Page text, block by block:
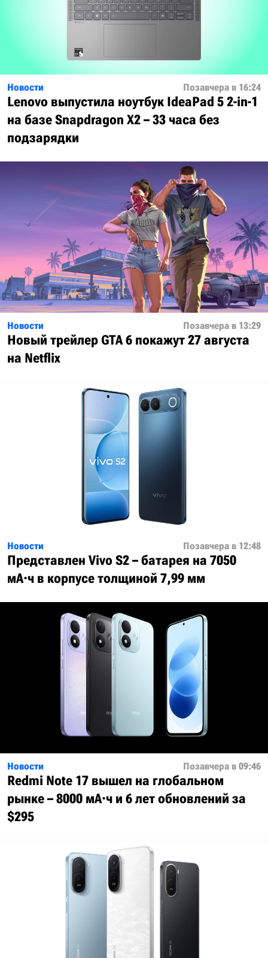
Новости Позавчера в 16:24
Lenovo выпустила ноутбук IdeaPad 5 2-in-1
на базе Snapdragon X2 – 33 часа без
подзарядки
Новости Позавчера в 13:29
Новый трейлер GTA 6 покажут 27 августа
на Netflix
Новости Позавчера в 12:48
Представлен Vivo S2 – батарея на 7050
мА·ч в корпусе толщиной 7,99 мм
Новости Позавчера в 09:46
Redmi Note 17 вышел на глобальном
рынке – 8000 мА·ч и 6 лет обновлений за
$295